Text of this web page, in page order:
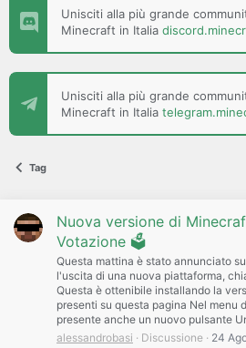
Unisciti alla più grande
Minecraft in Italia
Unisciti alla più grande
Minecraft in Italia
Tag
Nuova versione di
Votazione 🗳️
Questa mattina è stato annunciato
l'uscita di una nuova piattaforma,
Questa è ottenibile installando la
presenti su questa pagina Nel menu
presente anche un nuovo pulsante
alessandrobasi
Discussione 24